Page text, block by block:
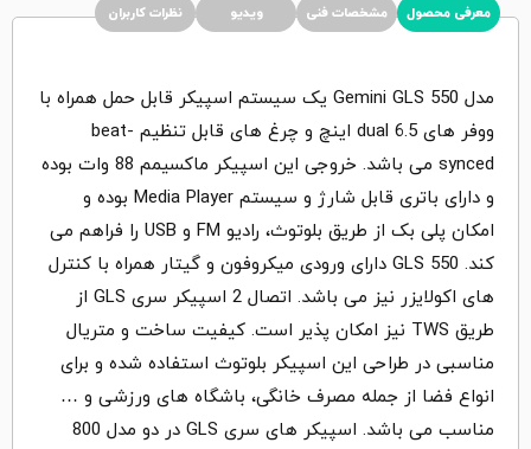
معرفی محصول مشخصات فنی ویدیو نظرات کاربران
مدل Gemini GLS 550 یک سیستم اسپیکر قابل حمل همراه با
ووفر های dual 6.5 اینچ و چرغ های قابل تنظیم beat-
synced می باشد. خروجی این اسپیکر ماکسیمم 88 وات بوده
و دارای باتری قابل شارژ و سیستم Media Player بوده و
امکان پلی بک از طریق بلوتوث، رادیو FM و USB را فراهم می
کند. GLS 550 دارای ورودی میکروفون و گیتار همراه با کنترل
های اکولایزر نیز می باشد. اتصال 2 اسپیکر سری GLS از
طریق TWS نیز امکان پذیر است. کیفیت ساخت و متریال
مناسبی در طراحی این اسپیکر بلوتوث استفاده شده و برای
انواع فضا از جمله مصرف خانگی، باشگاه های ورزشی و …
مناسب می باشد. اسپیکر های سری GLS در دو مدل 800